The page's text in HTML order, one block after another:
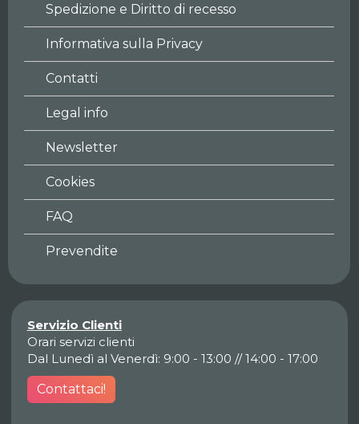
Spedizione e Diritto di recesso
Informativa sulla Privacy
Contatti
Legal info
Newsletter
Cookies
FAQ
Prevendite
Servizio Clienti
Orari servizi clienti
Dal Lunedì al Venerdì: 9:00 - 13:00 // 14:00 - 17:00
Contattaci!